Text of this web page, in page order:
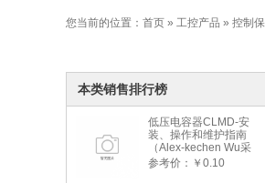
您当前的位置： 首页 » 工控产品 » 控制
本类销售排行榜
低压电容器CLMD-安
装、操作和维护指南
（Alex-kechen Wu采
购）-2022年版
参考价：￥0.10